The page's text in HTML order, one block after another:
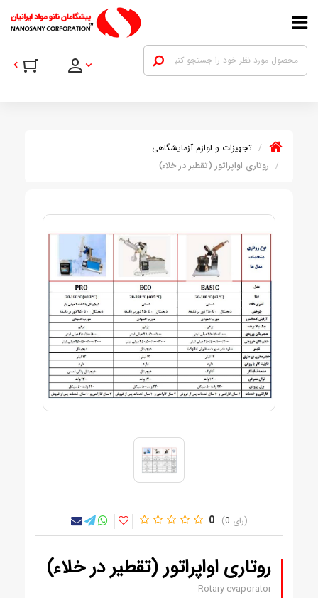
تجهیزات و لوازم آزمایشگاهی
روتاری اواپراتور (تقطیر در خلاء)
0 0
روتاری اواپراتور (تقطیر در خلاء)
Rotary evaporator